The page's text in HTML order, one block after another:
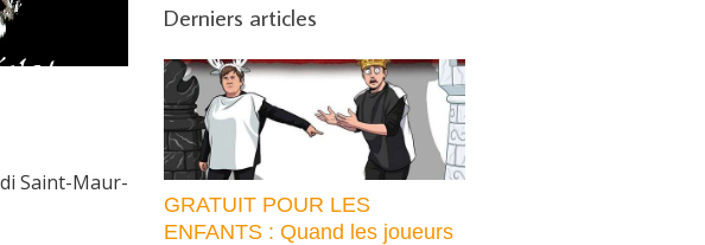
Saint-Maur-
Derniers articles
GRATUIT POUR LES
ENFANTS : Quand les joueurs